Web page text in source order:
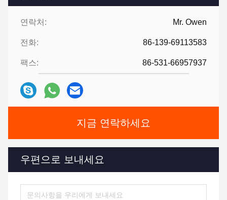
연락처: Mr. Owen
전화: 86-139-69113583
팩스: 86-531-66957937
지금 연락하세요
우편으로 보내세요